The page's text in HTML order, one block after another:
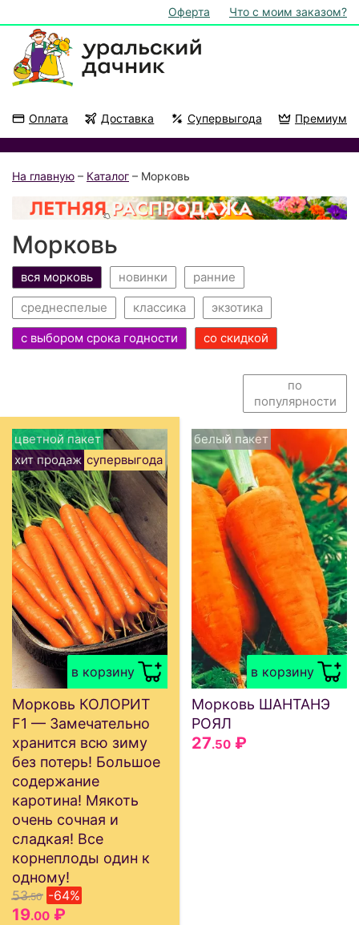
Оферта Что с моим заказом?
Оплата Доставка Супервыгода Премиум
На главную – Каталог – Морковь
Морковь
вся морковь новинки
ранние
среднеспелые
классика
экзотика
с выбором срока годности
со скидкой
по
популярности
в корзину
цветной пакет
хит продаж супервыгода
Морковь КОЛОРИТ
F1 — Замечательно
хранится всю зиму
без потерь! Большое
содержание
каротина! Мякоть
очень сочная и
сладкая! Все
корнеплоды один к
одному!
53.50 -64%
19.00 ₽
в корзину
белый пакет
Морковь ШАНТАНЭ
РОЯЛ
27.50 ₽